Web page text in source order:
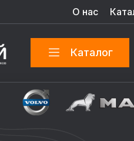
О нас
Каталог